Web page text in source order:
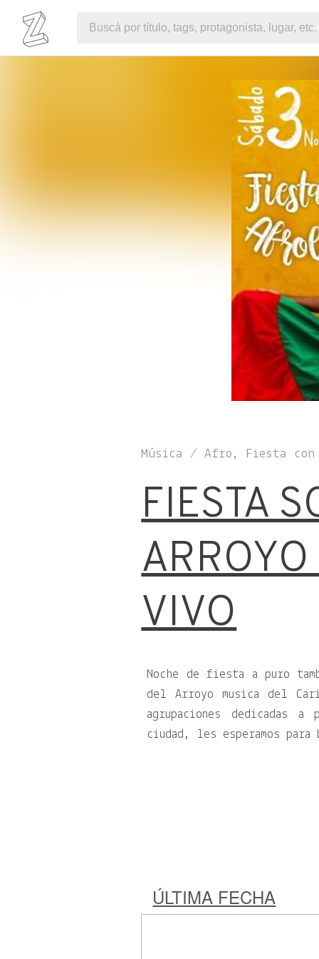
Música / Afro, Fiesta con
FIESTA
VIVO
Noche de fiesta a puro
del Arroyo musica del
agrupaciones dedicadas
ciudad, les esperamos
ÚLTIMA FECHA